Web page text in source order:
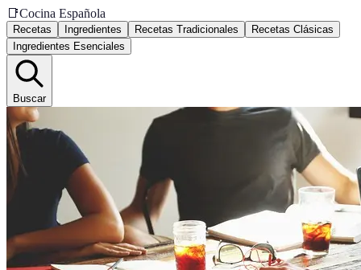
📑Cocina Española
Recetas Ingredientes Recetas Tradicionales
Recetas Clásicas
Ingredientes Esenciales
Buscar